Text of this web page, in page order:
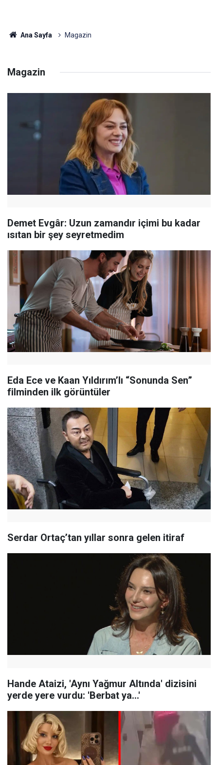
Ana Sayfa Magazin
Magazin
Demet Evgâr: Uzun zamandır içimi bu kadar
ısıtan bir şey seyretmedim
Eda Ece ve Kaan Yıldırım’lı “Sonunda Sen”
filminden ilk görüntüler
Serdar Ortaç’tan yıllar sonra gelen itiraf
Hande Ataizi, 'Aynı Yağmur Altında' dizisini
yerde yere vurdu: 'Berbat ya...'